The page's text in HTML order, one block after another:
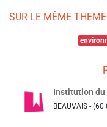
SUR LE MÊME
Institution du
BEAUVAIS -